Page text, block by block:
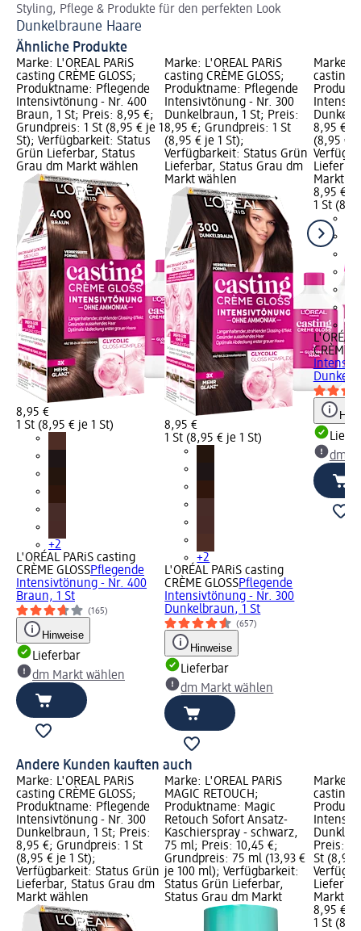
Styling, Pflege & Produkte für den perfekten Look
Dunkelbraune Haare
Ähnliche Produkte
Marke: L'ORÉAL PARiS
casting CRÈME GLOSS;
Produktname: Pflegende
Intensivtönung - Nr. 400
Braun, 1 St; Preis: 8,95 €;
Grundpreis: 1 St (8,95 € je 1
St); Verfügbarkeit: Status
Grün Lieferbar, Status
Grau dm Markt wählen
8,95 €
1 St (8,95 € je 1 St)
+2
L'ORÉAL PARiS casting
CRÈME GLOSSPflegende
Intensivtönung - Nr. 400
Braun, 1 St
(165)
Hinweise
Lieferbar
dm Markt wählen
Marke: L'ORÉAL PARiS
casting CRÈME GLOSS;
Produktname: Pflegende
Intensivtönung - Nr. 300
Dunkelbraun, 1 St; Preis:
8,95 €; Grundpreis: 1 St
(8,95 € je 1 St);
Verfügbarkeit: Status Grün
Lieferbar, Status Grau dm
Markt wählen
8,95 €
1 St (8,95 € je 1 St)
+2
L'ORÉAL PARiS casting
CRÈME GLOSSPflegende
Intensivtönung - Nr. 300
Dunkelbraun, 1 St
(657)
Hinweise
Lieferbar
dm Markt wählen
Marke:
casting
8,95 €;
(8,95 €
Markt
8,95 €
1 St
CRÈME
dm
Andere Kunden kauften auch
Marke: L'ORÉAL PARiS
casting CRÈME GLOSS;
Produktname: Pflegende
Intensivtönung - Nr. 300
Dunkelbraun, 1 St; Preis:
8,95 €; Grundpreis: 1 St
(8,95 € je 1 St);
Verfügbarkeit: Status Grün
Lieferbar, Status Grau dm
Markt wählen
Marke: L'ORÉAL PARiS
MAGIC RETOUCH;
Produktname: Magic
Retouch Sofort Ansatz-
Kaschierspray - schwarz,
75 ml; Preis: 10,45 €;
Grundpreis: 75 ml (13,93 €
je 100 ml); Verfügbarkeit:
Status Grün Lieferbar,
Status Grau dm Markt
Marke:
casting
Dunkle
Preis:
St (8,95
Markt
8,95 €
1 St